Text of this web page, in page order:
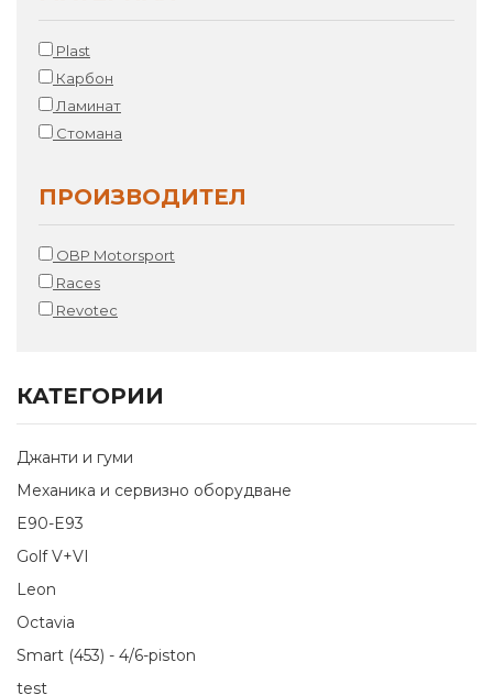
Plast
Карбон
Ламинат
Стомана
ПРОИЗВОДИТЕЛ
OBP Motorsport
Races
Revotec
КАТЕГОРИИ
Джанти и гуми
Механика и сервизно оборудване
E90-E93
Golf V+VI
Leon
Octavia
Smart (453) - 4/6-piston
test